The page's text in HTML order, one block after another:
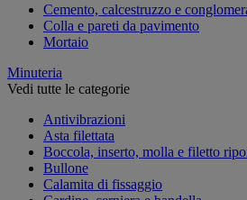
Cemento, calcestruzzo e
Colla e pareti da pavimento
Mortaio
Minuteria
Vedi tutte le categorie
Antivibrazioni
Asta filettata
Boccola, inserto, molla e filetto
Bullone
Calamita di fissaggio